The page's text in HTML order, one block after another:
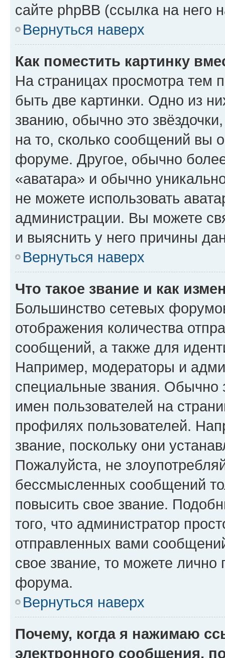
сайте phpBB (ссылка на него
Вернуться наверх
Как поместить картинку
На страницах просмотра тем
быть две картинки. Одно из
званию, обычно это
на то, сколько сообщений вы
форуме. Другое, обычно
«аватара» и обычно
не можете использовать
администрации. Вы можете
и выяснить у него причины
Вернуться наверх
Что такое звание и как
Большинство сетевых
отображения количества
сообщений, а также для
Например, модераторы и
специальные звания. Обычно
имен пользователей на
профилях пользователей.
звание, поскольку они
Пожалуйста, не
бессмысленных сообщений
повысить свое звание.
того, что администратор
отправленных вами
свое звание, то можете лично
форума.
Вернуться наверх
Почему, когда я нажимаю
электронного сообщения,